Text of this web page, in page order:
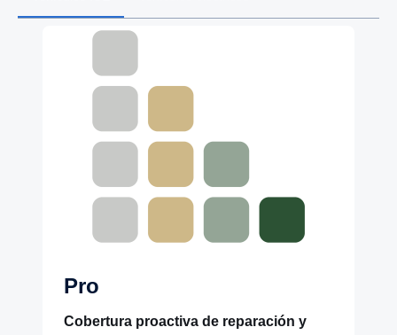
Pro
Cobertura proactiva de reparación y